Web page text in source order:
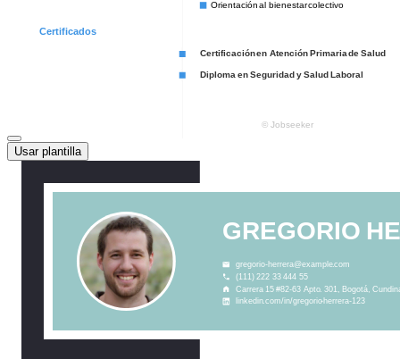
Usar plantilla